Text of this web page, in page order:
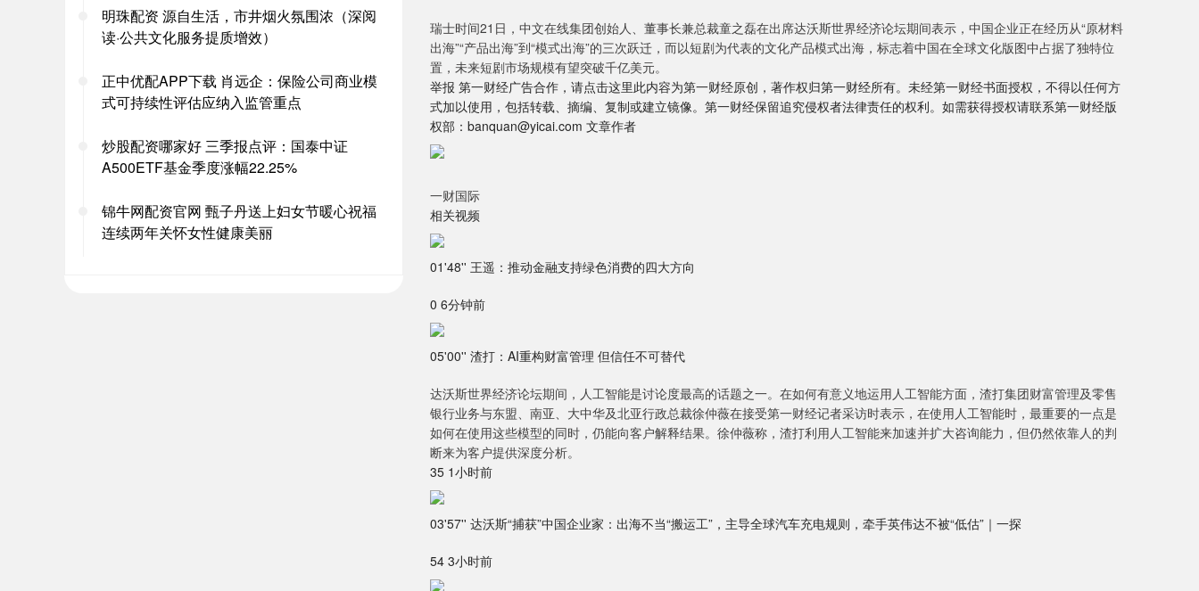
瑞士时间21日，中文在线集团创始人、董事长兼总裁童之磊在出席达沃斯世界经济论坛期间表示，中国企业正在经历从“原材料
出海”“产品出海”到“模式出海”的三次跃迁，而以短剧为代表的文化产品模式出海，标志着中国在全球文化版图中占据了独特位
置，未来短剧市场规模有望突破千亿美元。
举报 第一财经广告合作，请点击这里此内容为第一财经原创，著作权归第一财经所有。未经第一财经书面授权，不得以任何方
式加以使用，包括转载、摘编、复制或建立镜像。第一财经保留追究侵权者法律责任的权利。如需获得授权请联系第一财经版
权部：banquan@yicai.com 文章作者
一财国际
相关视频
01'48'' 王遥：推动金融支持绿色消费的四大方向
0 6分钟前
05'00'' 渣打：AI重构财富管理 但信任不可替代
达沃斯世界经济论坛期间，人工智能是讨论度最高的话题之一。在如何有意义地运用人工智能方面，渣打集团财富管理及零售
银行业务与东盟、南亚、大中华及北亚行政总裁徐仲薇在接受第一财经记者采访时表示，在使用人工智能时，最重要的一点是
如何在使用这些模型的同时，仍能向客户解释结果。徐仲薇称，渣打利用人工智能来加速并扩大咨询能力，但仍然依靠人的判
断来为客户提供深度分析。
35 1小时前
03'57'' 达沃斯“捕获”中国企业家：出海不当“搬运工”，主导全球汽车充电规则，牵手英伟达不被“低估”｜一探
54 3小时前
明珠配资 源自生活，市井烟火氛围浓（深阅
读·公共文化服务提质增效）
正中优配APP下载 肖远企：保险公司商业模
式可持续性评估应纳入监管重点
炒股配资哪家好 三季报点评：国泰中证
A500ETF基金季度涨幅22.25%
锦牛网配资官网 甄子丹送上妇女节暖心祝福
连续两年关怀女性健康美丽